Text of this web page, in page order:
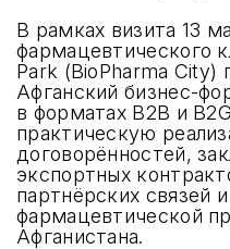
В рамках визита 13
фармацевтического
Park (BioPharma City)
Афганский бизнес-
в форматах B2B и
практическую
договорённостей,
экспортных
партнёрских связей
фармацевтической
Афганистана.